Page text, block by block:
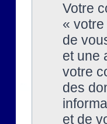
Votre
«
de
et une
votre
des
et de